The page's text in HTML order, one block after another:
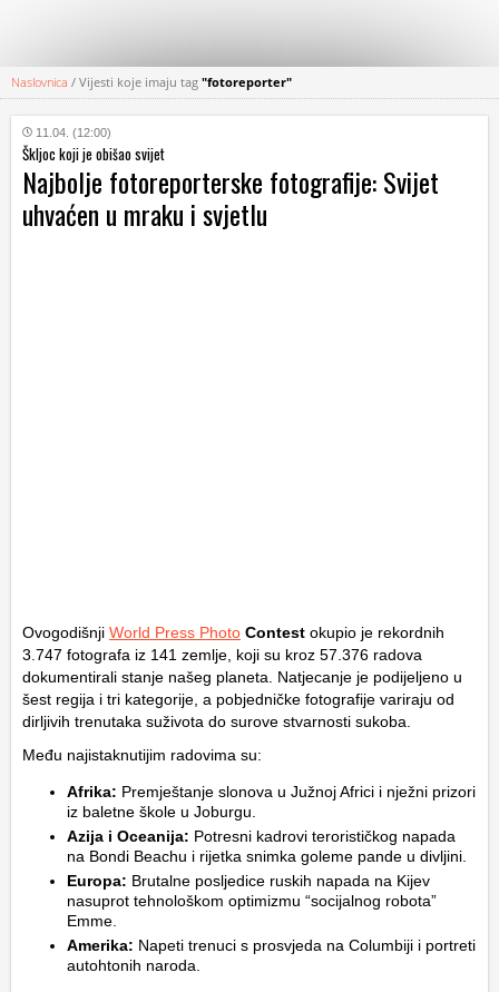
KATEGORIJE
HRVATSKI
WEB
Naslovnica / Vijesti koje imaju tag "fotoreporter"
11.04. (12:00)
Škljoc koji je obišao svijet
Najbolje fotoreporterske fotografije: Svijet
uhvaćen u mraku i svjetlu
Ovogodišnji World Press Photo Contest okupio je rekordnih
3.747 fotografa iz 141 zemlje, koji su kroz 57.376 radova
dokumentirali stanje našeg planeta. Natjecanje je podijeljeno u
šest regija i tri kategorije, a pobjedničke fotografije variraju od
dirljivih trenutaka suživota do surove stvarnosti sukoba.
Među najistaknutijim radovima su:
Afrika: Premještanje slonova u Južnoj Africi i nježni prizori
iz baletne škole u Joburgu.
Azija i Oceanija: Potresni kadrovi terorističkog napada
na Bondi Beachu i rijetka snimka goleme pande u divljini.
Europa: Brutalne posljedice ruskih napada na Kijev
nasuprot tehnološkom optimizmu “socijalnog robota”
Emme.
Amerika: Napeti trenuci s prosvjeda na Columbiji i portreti
autohtonih naroda.